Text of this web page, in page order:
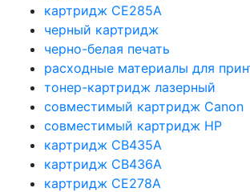
картридж CE285A
черный картридж
черно-белая печать
расходные материалы для
тонер-картридж лазерный
совместимый картридж Canon
совместимый картридж HP
картридж CB435A
картридж CB436A
картридж CE278A